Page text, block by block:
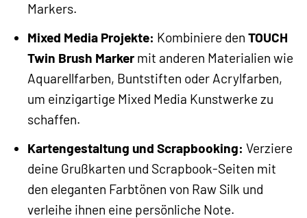
Markers.
Mixed Media Projekte: Kombiniere den TOUCH
Twin Brush Markermit anderen Materialien wie
Aquarellfarben, Buntstiften oder Acrylfarben,
um einzigartige Mixed Media Kunstwerke zu
schaffen.
Kartengestaltung und Scrapbooking: Verziere
deine Grußkarten und Scrapbook-Seiten mit
den eleganten Farbtönen von Raw Silk und
verleihe ihnen eine persönliche Note.